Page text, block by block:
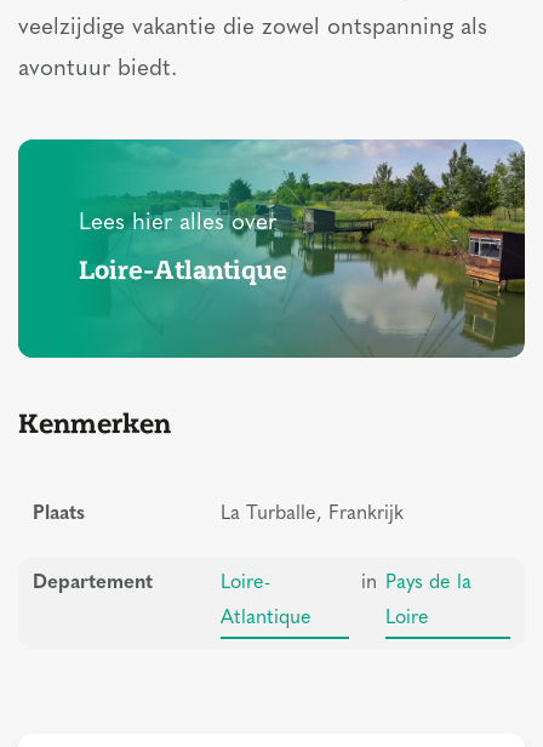
veelzijdige vakantie die zowel ontspanning als
avontuur biedt.
Lees hier alles over
Loire-Atlantique
Kenmerken
Plaats La Turballe, Frankrijk
Departement
Loire-
Atlantique
in
Pays de la
Loire